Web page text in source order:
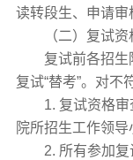
读转段生、申请审
（二）复试资
复试前各招生院
复试“替考”。对不
1. 复试资格审
院所招生工作领导
2. 所有参加复